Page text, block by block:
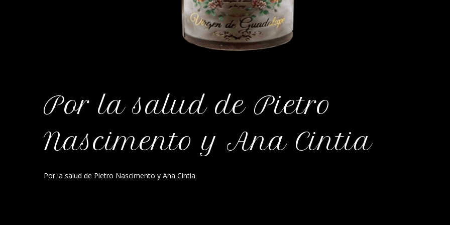
Por la salud de Pietro
Nascimento y Ana Cintia
Por la salud de Pietro Nascimento y Ana Cintia